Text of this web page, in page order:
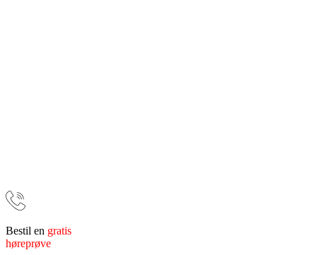
Bestil en gratis
høreprøve